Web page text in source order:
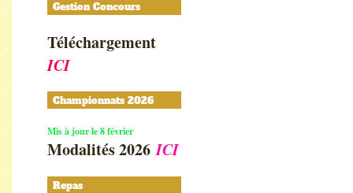
Gestion Concours
Téléchargement
ICI
Championnats 2026
Mis à jour le 8 février
Modalités 2026ICI
Repas